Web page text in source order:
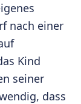
nach einer
Kind
seiner
dass